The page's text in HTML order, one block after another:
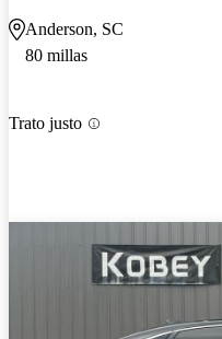
Anderson, SC
80 millas
Trato justo